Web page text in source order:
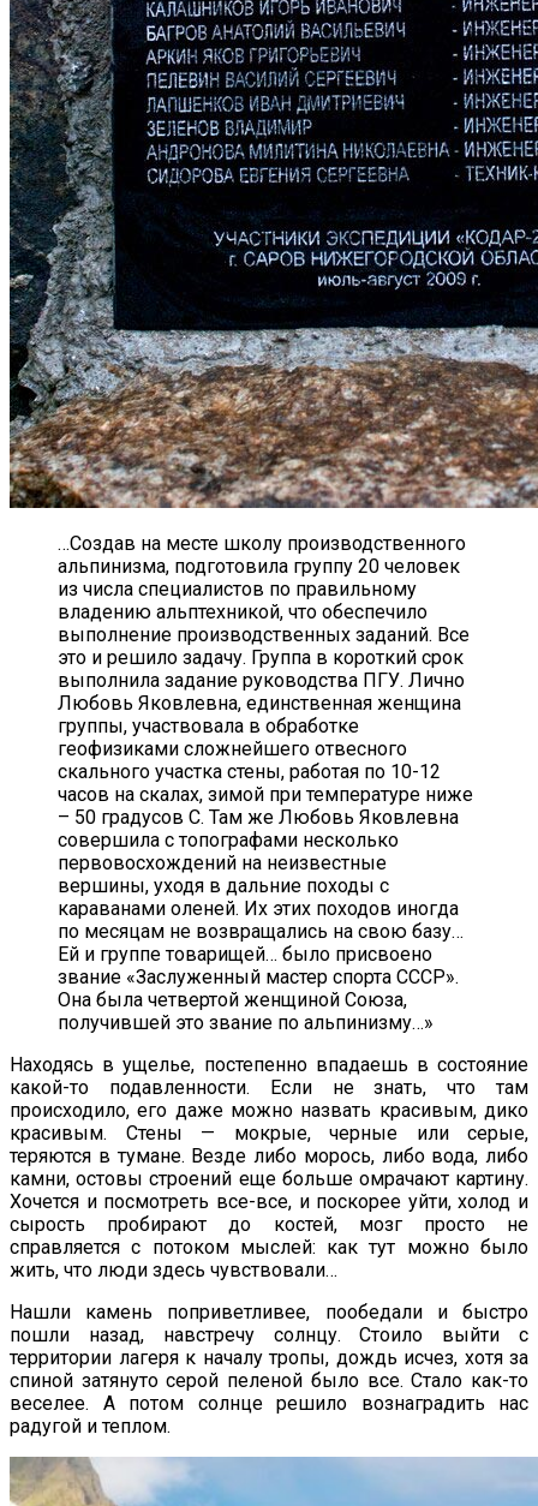
…Создав на месте школу производственного
альпинизма, подготовила группу 20 человек
из числа специалистов по правильному
владению альптехникой, что обеспечило
выполнение производственных заданий. Все
это и решило задачу. Группа в короткий срок
выполнила задание руководства ПГУ. Лично
Любовь Яковлевна, единственная женщина
группы, участвовала в обработке
геофизиками сложнейшего отвесного
скального участка стены, работая по 10-12
часов на скалах, зимой при температуре ниже
– 50 градусов С. Там же Любовь Яковлевна
совершила с топографами несколько
первовосхождений на неизвестные
вершины, уходя в дальние походы с
караванами оленей. Их этих походов иногда
по месяцам не возвращались на свою базу…
Ей и группе товарищей… было присвоено
звание «Заслуженный мастер спорта СССР».
Она была четвертой женщиной Союза,
получившей это звание по альпинизму…»
Находясь в ущелье, постепенно впадаешь в состояние
какой-то подавленности. Если не знать, что там
происходило, его даже можно назвать красивым, дико
красивым. Стены — мокрые, черные или серые,
теряются в тумане. Везде либо морось, либо вода, либо
камни, остовы строений еще больше омрачают картину.
Хочется и посмотреть все-все, и поскорее уйти, холод и
сырость пробирают до костей, мозг просто не
справляется с потоком мыслей: как тут можно было
жить, что люди здесь чувствовали…
Нашли камень поприветливее, пообедали и быстро
пошли назад, навстречу солнцу. Стоило выйти с
территории лагеря к началу тропы, дождь исчез, хотя за
спиной затянуто серой пеленой было все. Стало как-то
веселее. А потом солнце решило вознаградить нас
радугой и теплом.